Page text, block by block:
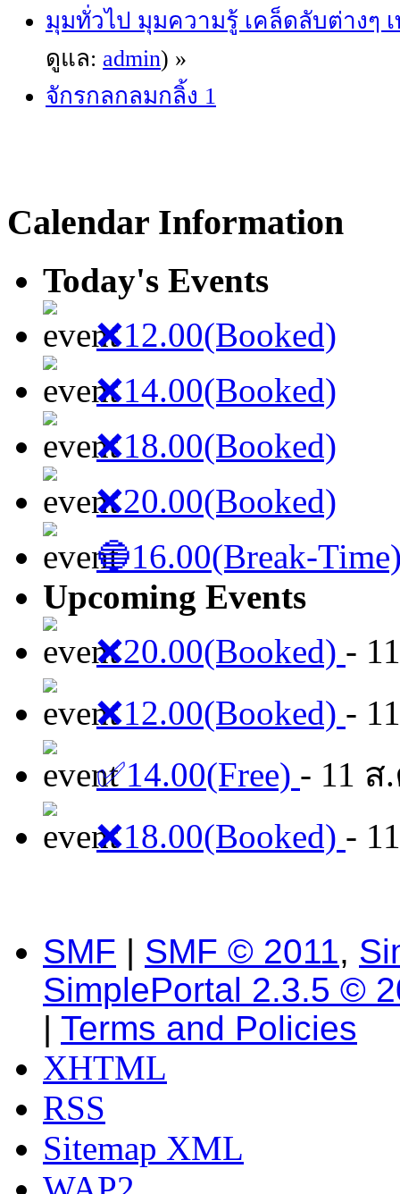
มุมทั่วไป มุมความรู้ เคล็ดลับต่างๆ
ดูแล: admin) »
จักรกลกลมกลิ้ง 1
Calendar Information
Today's Events
❌12.00(Booked)
❌14.00(Booked)
❌18.00(Booked)
❌20.00(Booked)
🔵16.00(Break-
Upcoming Events
❌20.00(Booked) -
❌12.00(Booked) -
✅14.00(Free) - 11 ส
❌18.00(Booked) -
SMF | SMF © 2011,
SimplePortal 2.3.5 ©
| Terms and Policies
XHTML
RSS
Sitemap XML